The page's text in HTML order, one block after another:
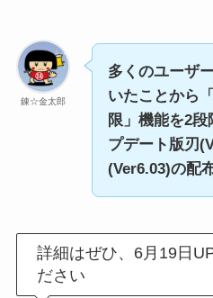
錬☆金太郎
多くのユーザ
いたことから
限」機能を2
プデート版刃
(Ver6.03)の配
詳細はぜひ、6月19日
ださい